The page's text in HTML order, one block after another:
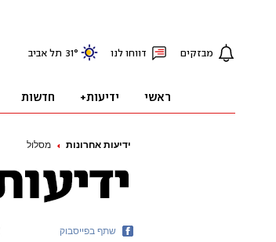
ידיעות אחרונות מסלול
שתף בפייסבוק